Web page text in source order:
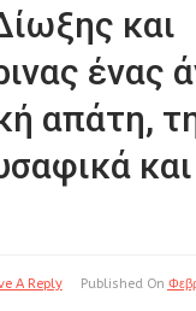
και
ένας
απάτη,
και
Published On
A Reply